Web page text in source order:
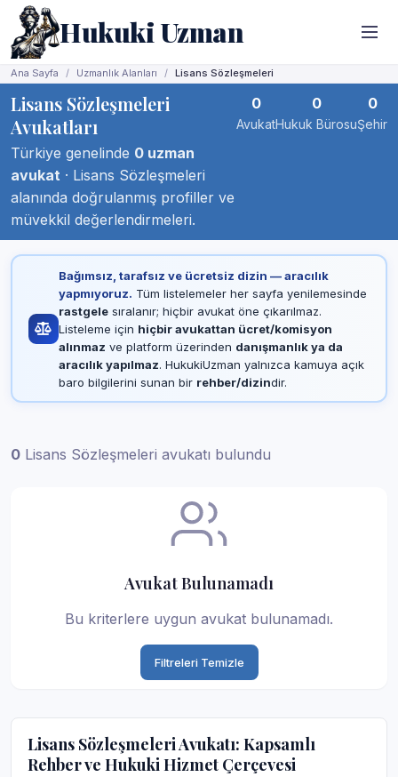
Hukuki Uzman
Ana Sayfa Uzmanlık Alanları Lisans Sözleşmeleri
Lisans Sözleşmeleri
Avukatları
Türkiye genelinde 0 uzman
avukat · Lisans Sözleşmeleri
alanında doğrulanmış profiller ve
müvekkil değerlendirmeleri.
0
Avukat
0
Hukuk Bürosu
0
Şehir
Bağımsız, tarafsız ve ücretsiz dizin — aracılık
yapmıyoruz. Tüm listelemeler her sayfa yenilemesinde
rastgelesıralanır; hiçbir avukat öne çıkarılmaz.
Listeleme için hiçbir avukattan ücret/komisyon
alınmaz ve platform üzerinden danışmanlık ya da
aracılık yapılmaz. HukukiUzman yalnızca kamuya açık
baro bilgilerini sunan bir rehber/dizindir.
0 Lisans Sözleşmeleri avukatı bulundu
Avukat Bulunamadı
Bu kriterlere uygun avukat bulunamadı.
Filtreleri Temizle
Lisans Sözleşmeleri Avukatı: Kapsamlı
Rehber ve Hukuki Hizmet Çerçevesi